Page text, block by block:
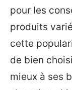
pour les
produits
cette
de bien
mieux à ses